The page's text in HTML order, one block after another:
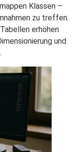
Klassen –
zu treffen.
erhöhen
und